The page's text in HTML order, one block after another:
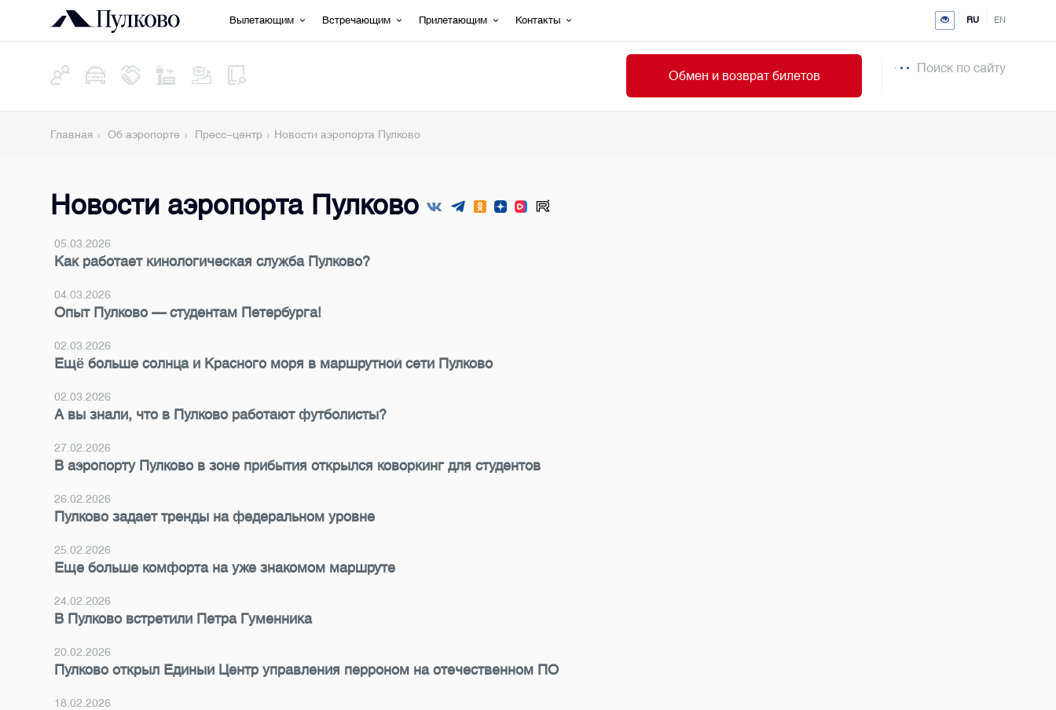
Вылетающим Встречающим Прилетающим Контакты RU EN
Обмен и возврат билетов
Поиск по сайту
Главная Об аэропорте Пресс-центр Новости аэропорта Пулково
Новости аэропорта Пулково
05.03.2026
Как работает кинологическая служба Пулково?
04.03.2026
Опыт Пулково — студентам Петербурга!
02.03.2026
Ещё больше солнца и Красного моря в маршрутной сети Пулково
02.03.2026
А вы знали, что в Пулково работают футболисты?
27.02.2026
В аэропорту Пулково в зоне прибытия открылся коворкинг для студентов
26.02.2026
Пулково задает тренды на федеральном уровне
25.02.2026
Еще больше комфорта на уже знакомом маршруте
24.02.2026
В Пулково встретили Петра Гуменника
20.02.2026
Пулково открыл Единый Центр управления перроном на отечественном ПО
18.02.2026